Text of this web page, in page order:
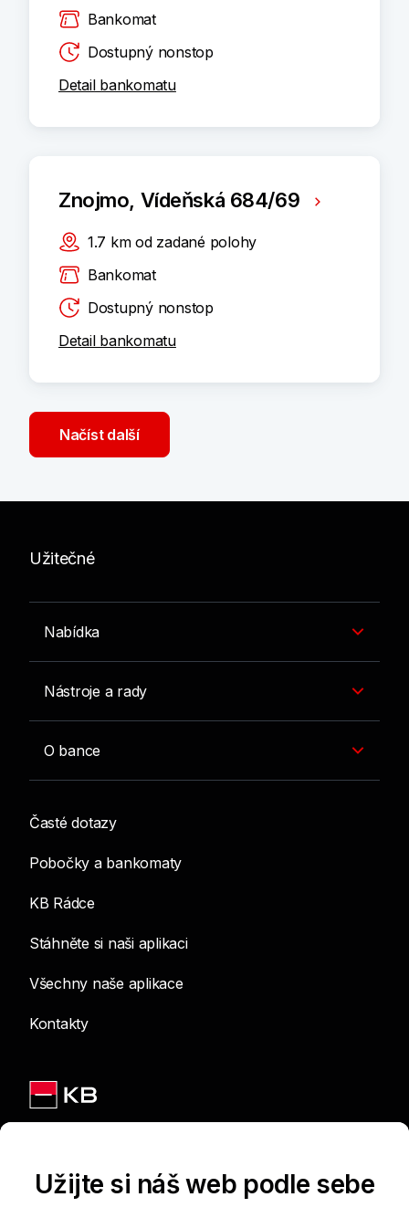
Bankomat
Dostupný nonstop
Detail bankomatu
Znojmo, Vídeňská 684/69
1.7 km od zadané polohy
Bankomat
Dostupný nonstop
Detail bankomatu
Načíst další
Užitečné
Nabídka
Nástroje a rady
O bance
Časté dotazy
Pobočky a bankomaty
KB Rádce
Stáhněte si naši aplikaci
Všechny naše aplikace
Kontakty
Užijte si náš web podle sebe